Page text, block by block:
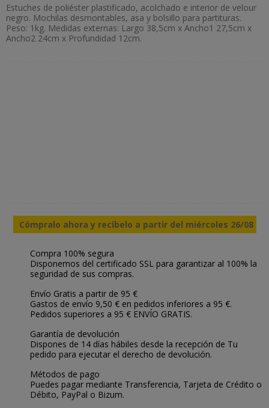
Estuches de poliéster plastificado, acolchado e interior de velour
negro. Mochilas desmontables, asa y bolsillo para partituras.
Peso: 1kg. Medidas externas: Largo 38,5cm x Ancho1 27,5cm x
Ancho2 24cm x Profundidad 12cm.
Cómpralo ahora y recíbelo a partir del miércoles 26/08
Compra 100% segura
Disponemos del certificado SSL para garantizar al 100% la
seguridad de sus compras.
Envío Gratis a partir de 95 €
Gastos de envío 9,50 € en pedidos inferiores a 95 €.
Pedidos superiores a 95 € ENVÍO GRATIS.
Garantía de devolución
Dispones de 14 días hábiles desde la recepción de Tu
pedido para ejecutar el derecho de devolución.
Métodos de pago
Puedes pagar mediante Transferencia, Tarjeta de Crédito o
Débito, PayPal o Bizum.